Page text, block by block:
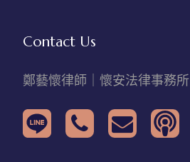
Contact Us
鄭藝懷律師｜懷安法律事務所